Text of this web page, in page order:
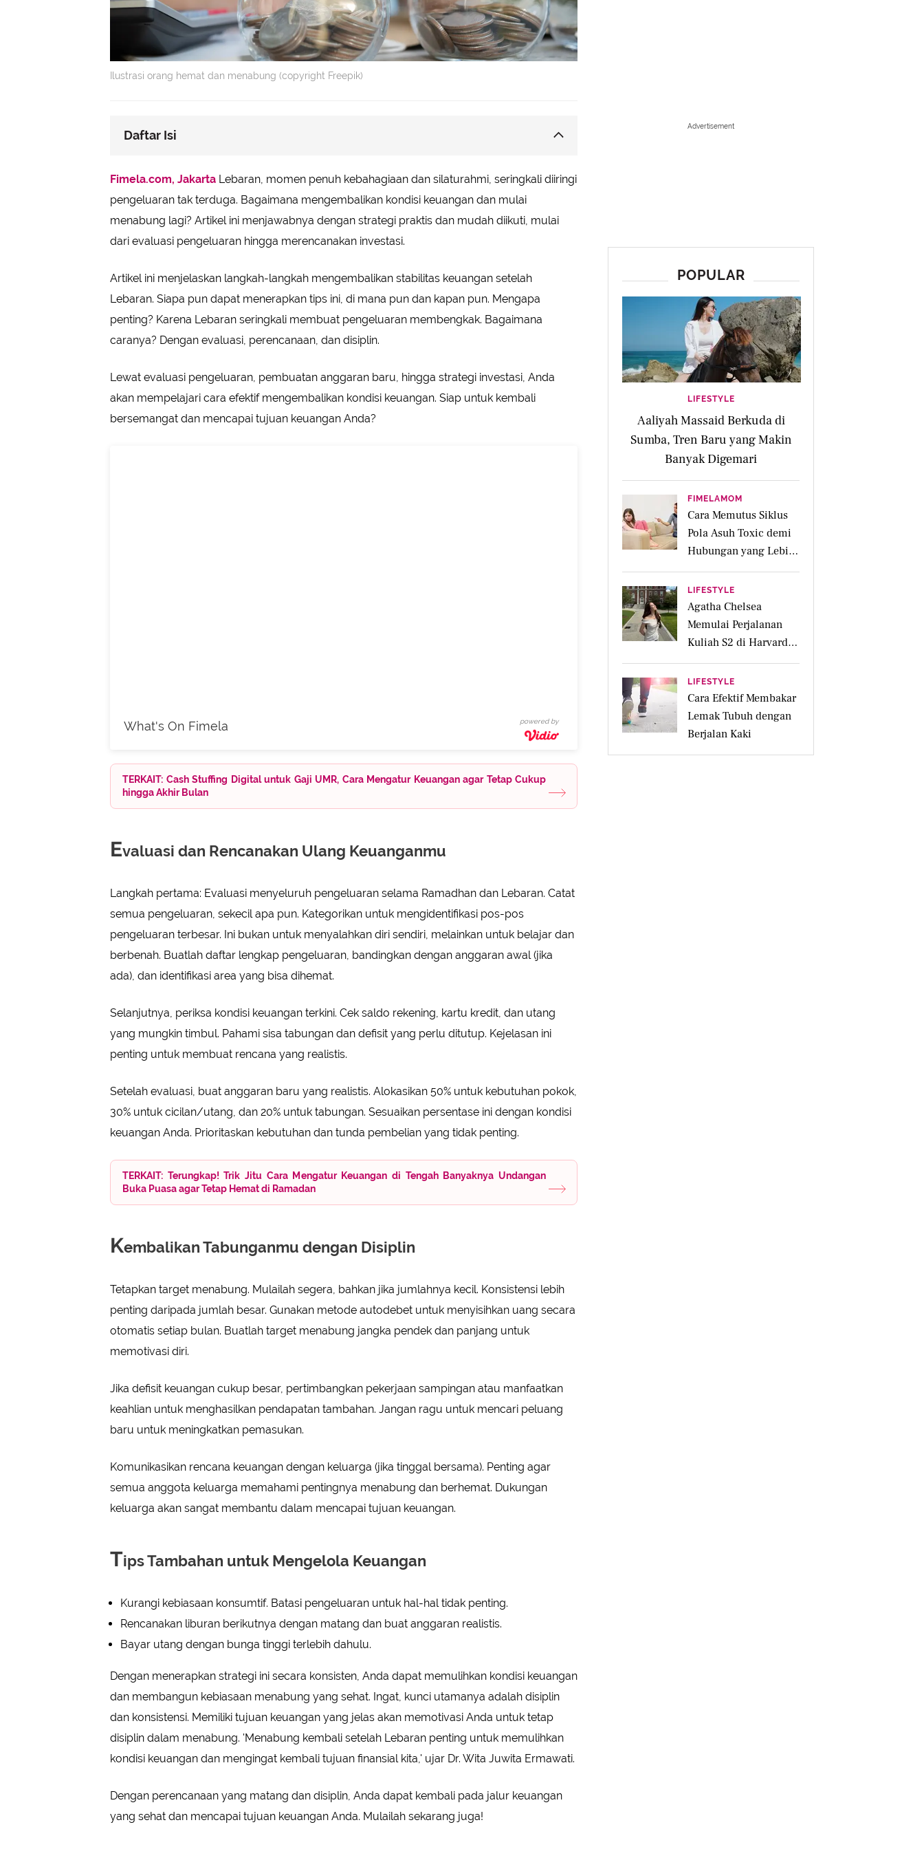
Ilustrasi orang hemat dan menabung (copyright Freepik)
Daftar Isi
Kembalikan Tabunganmu dengan Disiplin
Tips Tambahan untuk Mengelola Keuangan
Fimela.com, Jakarta Lebaran, momen penuh kebahagiaan dan silaturahmi, seringkali diiringi
pengeluaran tak terduga. Bagaimana mengembalikan kondisi keuangan dan mulai
menabung lagi? Artikel ini menjawabnya dengan strategi praktis dan mudah diikuti, mulai
dari evaluasi pengeluaran hingga merencanakan investasi.
Artikel ini menjelaskan langkah-langkah mengembalikan stabilitas keuangan setelah
Lebaran. Siapa pun dapat menerapkan tips ini, di mana pun dan kapan pun. Mengapa
penting? Karena Lebaran seringkali membuat pengeluaran membengkak. Bagaimana
caranya? Dengan evaluasi, perencanaan, dan disiplin.
Lewat evaluasi pengeluaran, pembuatan anggaran baru, hingga strategi investasi, Anda
akan mempelajari cara efektif mengembalikan kondisi keuangan. Siap untuk kembali
bersemangat dan mencapai tujuan keuangan Anda?
What's On Fimela powered by
TERKAIT: Cash Stuffing Digital untuk Gaji UMR, Cara Mengatur Keuangan agar Tetap Cukup
hingga Akhir Bulan
Evaluasi dan Rencanakan Ulang Keuanganmu
Langkah pertama: Evaluasi menyeluruh pengeluaran selama Ramadhan dan Lebaran. Catat
semua pengeluaran, sekecil apa pun. Kategorikan untuk mengidentifikasi pos-pos
pengeluaran terbesar. Ini bukan untuk menyalahkan diri sendiri, melainkan untuk belajar dan
berbenah. Buatlah daftar lengkap pengeluaran, bandingkan dengan anggaran awal (jika
ada), dan identifikasi area yang bisa dihemat.
Selanjutnya, periksa kondisi keuangan terkini. Cek saldo rekening, kartu kredit, dan utang
yang mungkin timbul. Pahami sisa tabungan dan defisit yang perlu ditutup. Kejelasan ini
penting untuk membuat rencana yang realistis.
Setelah evaluasi, buat anggaran baru yang realistis. Alokasikan 50% untuk kebutuhan pokok,
30% untuk cicilan/utang, dan 20% untuk tabungan. Sesuaikan persentase ini dengan kondisi
keuangan Anda. Prioritaskan kebutuhan dan tunda pembelian yang tidak penting.
TERKAIT: Terungkap! Trik Jitu Cara Mengatur Keuangan di Tengah Banyaknya Undangan
Buka Puasa agar Tetap Hemat di Ramadan
Kembalikan Tabunganmu dengan Disiplin
Tetapkan target menabung. Mulailah segera, bahkan jika jumlahnya kecil. Konsistensi lebih
penting daripada jumlah besar. Gunakan metode autodebet untuk menyisihkan uang secara
otomatis setiap bulan. Buatlah target menabung jangka pendek dan panjang untuk
memotivasi diri.
Jika defisit keuangan cukup besar, pertimbangkan pekerjaan sampingan atau manfaatkan
keahlian untuk menghasilkan pendapatan tambahan. Jangan ragu untuk mencari peluang
baru untuk meningkatkan pemasukan.
Komunikasikan rencana keuangan dengan keluarga (jika tinggal bersama). Penting agar
semua anggota keluarga memahami pentingnya menabung dan berhemat. Dukungan
keluarga akan sangat membantu dalam mencapai tujuan keuangan.
Tips Tambahan untuk Mengelola Keuangan
Kurangi kebiasaan konsumtif. Batasi pengeluaran untuk hal-hal tidak penting.
Rencanakan liburan berikutnya dengan matang dan buat anggaran realistis.
Bayar utang dengan bunga tinggi terlebih dahulu.
Dengan menerapkan strategi ini secara konsisten, Anda dapat memulihkan kondisi keuangan
dan membangun kebiasaan menabung yang sehat. Ingat, kunci utamanya adalah disiplin
dan konsistensi. Memiliki tujuan keuangan yang jelas akan memotivasi Anda untuk tetap
disiplin dalam menabung. 'Menabung kembali setelah Lebaran penting untuk memulihkan
kondisi keuangan dan mengingat kembali tujuan finansial kita,' ujar Dr. Wita Juwita Ermawati.
Dengan perencanaan yang matang dan disiplin, Anda dapat kembali pada jalur keuangan
yang sehat dan mencapai tujuan keuangan Anda. Mulailah sekarang juga!
Advertisement
POPULAR
LIFESTYLE
Aaliyah Massaid Berkuda di
Sumba, Tren Baru yang Makin
Banyak Digemari
FIMELAMOM
Cara Memutus Siklus
Pola Asuh Toxic demi
Hubungan yang Lebih
Sehat dengan Anak
LIFESTYLE
Agatha Chelsea
Memulai Perjalanan
Kuliah S2 di Harvard
University
LIFESTYLE
Cara Efektif Membakar
Lemak Tubuh dengan
Berjalan Kaki